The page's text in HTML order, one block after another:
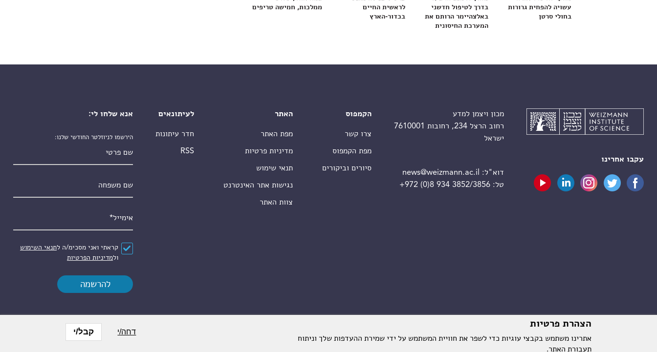
עשויה להפחית גרורות
בחולי סרטן
בדרך לטיפול חדשני
באלצהיימר הרותם את
המערכת החיסונית
לראשית החיים
בכדור-הארץ
ממלכות, חמישה טריפים
עקבו אחרינו
מכון ויצמן למדע
רחוב הרצל 234, רחובות 7610001
ישראל
דוא"ל:
news@weizmann.ac.il
טל:+972 (0)8 934 3852/3856
הקמפוס
צרו קשר
מפת הקמפוס
סיורים וביקורים
האתר
מפת האתר
מדיניות פרטיות
תנאי שימוש
נגישות אתר האינטרנט
צוות האתר
לעיתונאים
חדר עיתונות
RSS
אנא שלחו לי:
הירשמו לניוזלטר החודשי שלנו:
הסכם*
קראתי ואני מסכימ/ה לתנאי השימוש
ולמדיניות הפרטיות
מכון ויצמן למדע. כל הזכויות שמורות
הצהרת פרטיות
אתרינו משתמש בקבצי עוגיות כדי לשפר את חוויית המשתמש על ידי שמירת ההעדפות שלך וניתוח
תעבורת האתר.
דחה/י קבל/י